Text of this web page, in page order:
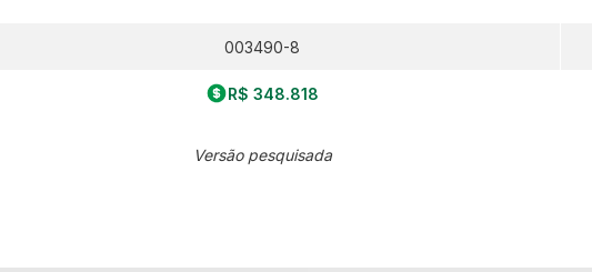
003490-8
R$ 348.818
Versão pesquisada